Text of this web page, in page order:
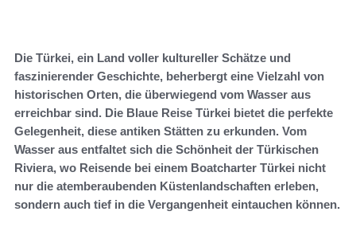
Die Türkei, ein Land voller kultureller Schätze und
faszinierender Geschichte, beherbergt eine Vielzahl von
historischen Orten, die überwiegend vom Wasser aus
erreichbar sind. Die Blaue Reise Türkei bietet die perfekte
Gelegenheit, diese antiken Stätten zu erkunden. Vom
Wasser aus entfaltet sich die Schönheit der Türkischen
Riviera, wo Reisende bei einem Boatcharter Türkei nicht
nur die atemberaubenden Küstenlandschaften erleben,
sondern auch tief in die Vergangenheit eintauchen können.